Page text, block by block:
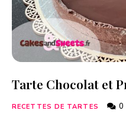
Tarte Chocolat et
RECETTES DE TARTES 0